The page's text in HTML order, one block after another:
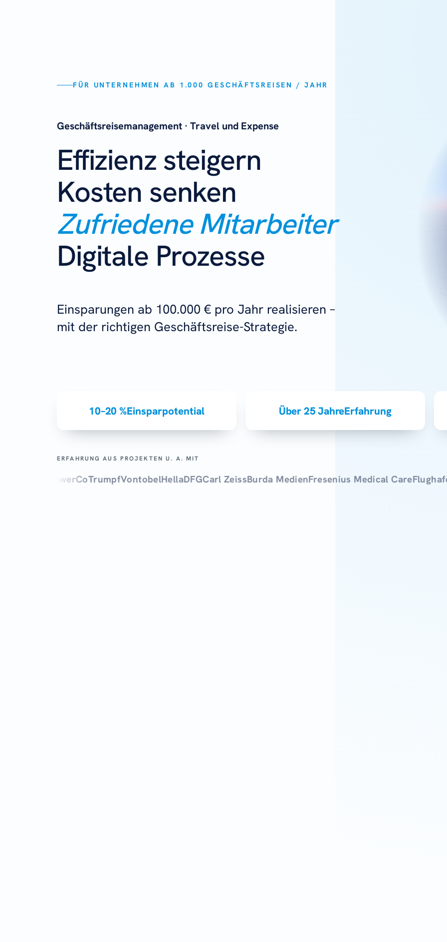
FÜR UNTERNEHMEN AB 1.000 GESCHÄFTSREISEN / JAHR
Geschäftsreisemanagement · Travel und Expense
Effizienz steigern
Kosten senken
Zufriedene Mitarbeiter
Digitale Prozesse
Einsparungen ab 100.000 € pro Jahr realisieren –
mit der richtigen Geschäftsreise-Strategie.
10–20 %Einsparpotential Über 25 JahreErfahrung
ERFAHRUNG AUS PROJEKTEN U. A. MIT
PowerCoTrumpfVontobelHellaDFGCarl ZeissBurda MedienFresenius Medical CareFlughafen